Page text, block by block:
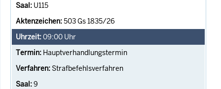
U115
503 Gs 1835/26
09:00 Uhr
Hauptverhandlungstermin
Strafbefehlsverfahren
9